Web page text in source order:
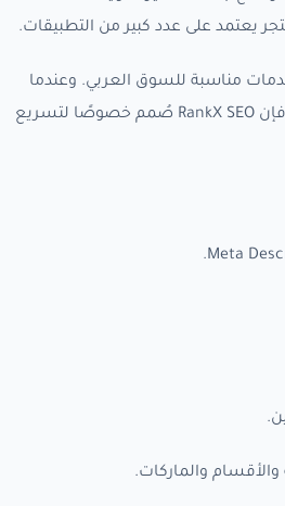
يعتمد على عدد كبير من التطبيقات.
مناسبة للسوق العربي. وعندما
يتعلق الأمر بسيو متجر سلة، فإن RankX SEO صُمم خصوصًا لتسريع
والماركات.